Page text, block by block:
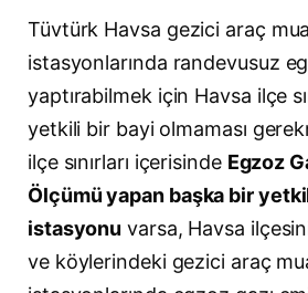
Tüvtürk Havsa gezici araç
istasyonlarında randevusuz
yaptırabilmek için Havsa ilçe
yetkili bir bayi olmaması
ilçe sınırları içerisinde Egzoz
Ölçümü yapan başka bir
istasyonu varsa, Havsa
ve köylerindeki gezici araç